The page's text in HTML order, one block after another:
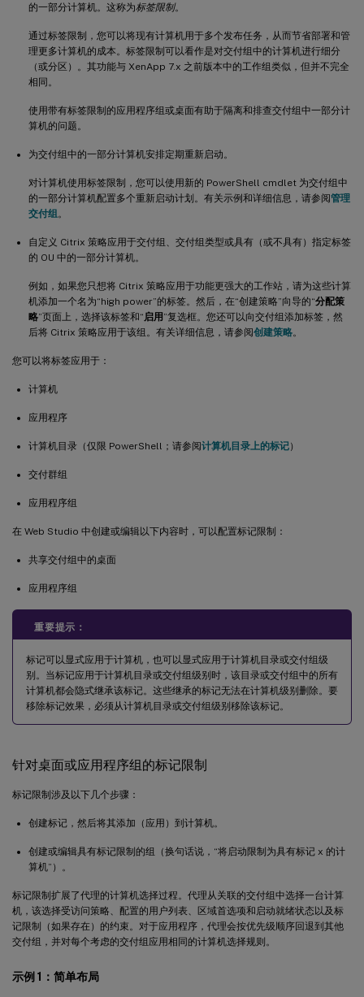
的一部分计算机。这称为标签限制。
通过标签限制，您可以将现有计算机用于多个发布任务，从而节省部署和管
理更多计算机的成本。标签限制可以看作是对交付组中的计算机进行细分
（或分区）。其功能与 XenApp 7.x 之前版本中的工作组类似，但并不完全
相同。
使用带有标签限制的应用程序组或桌面有助于隔离和排查交付组中一部分计
算机的问题。
为交付组中的一部分计算机安排定期重新启动。
对计算机使用标签限制，您可以使用新的 PowerShell cmdlet 为交付组中
的一部分计算机配置多个重新启动计划。有关示例和详细信息，请参阅管理
交付组 。
自定义 Citrix 策略应用于交付组、交付组类型或具有（或不具有）指定标签
的 OU 中的一部分计算机。
例如，如果您只想将 Citrix 策略应用于功能更强大的工作站，请为这些计算
机添加一个名为“high power”的标签。然后，在“创建策略”向导的“分配策
略”页面上，选择该标签和“ 启用”复选框。您还可以向交付组添加标签，然
后将 Citrix 策略应用于该组。有关详细信息，请参阅创建策略。
您可以将标签应用于：
计算机
应用程序
计算机目录（仅限 PowerShell；请参阅计算机目录上的标记）
交付群组
应用程序组
在 Web Studio 中创建或编辑以下内容时，可以配置标记限制：
共享交付组中的桌面
应用程序组
重要提示：
标记可以显式应用于计算机，也可以显式应用于计算机目录或交付组级
别。当标记应用于计算机目录或交付组级别时，该目录或交付组中的所有
计算机都会隐式继承该标记。这些继承的标记无法在计算机级别删除。要
移除标记效果，必须从计算机目录或交付组级别移除该标记。
针对桌面或应用程序组的标记限制
标记限制涉及以下几个步骤：
创建标记，然后将其添加（应用）到计算机。
创建或编辑具有标记限制的组（换句话说，“将启动限制为具有标记 x 的计
算机”）。
标记限制扩展了代理的计算机选择过程。代理从关联的交付组中选择一台计算
机，该选择受访问策略、配置的用户列表、区域首选项和启动就绪状态以及标
记限制（如果存在）的约束。对于应用程序，代理会按优先级顺序回退到其他
交付组，并对每个考虑的交付组应用相同的计算机选择规则。
示例 1：简单布局